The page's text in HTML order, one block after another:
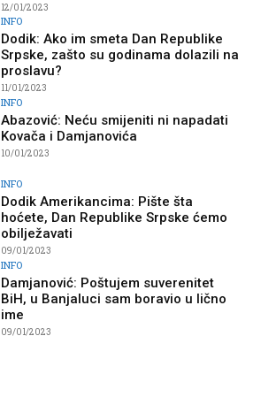
12/01/2023
INFO
Dodik: Ako im smeta Dan Republike
Srpske, zašto su godinama dolazili na
proslavu?
11/01/2023
INFO
Abazović: Neću smijeniti ni napadati
Kovača i Damjanovića
10/01/2023
INFO
Dodik Amerikancima: Pište šta
hoćete, Dan Republike Srpske ćemo
obilježavati
09/01/2023
INFO
Damjanović: Poštujem suverenitet
BiH, u Banjaluci sam boravio u lično
ime
09/01/2023